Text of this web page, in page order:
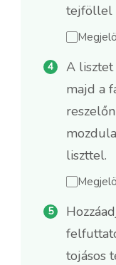
tejföllel
A lisztet
majd a
liszttel.
tojásos